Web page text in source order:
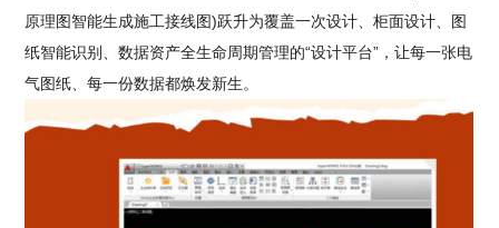
原理图智能生成施工接线图)跃升为覆盖一次设计、柜面设计、图
纸智能识别、数据资产全生命周期管理的“设计平台”，让每一张电
气图纸、每一份数据都焕发新生。